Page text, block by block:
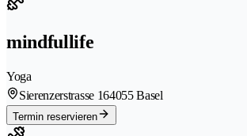
mindfullife
Yoga
Sierenzerstrasse 164055 Basel
Termin reservieren